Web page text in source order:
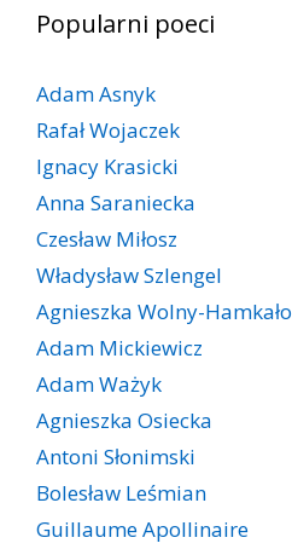
Popularni poeci
Adam Asnyk
Rafał Wojaczek
Ignacy Krasicki
Anna Saraniecka
Czesław Miłosz
Władysław Szlengel
Agnieszka Wolny-Hamkało
Adam Mickiewicz
Adam Ważyk
Agnieszka Osiecka
Antoni Słonimski
Bolesław Leśmian
Guillaume Apollinaire